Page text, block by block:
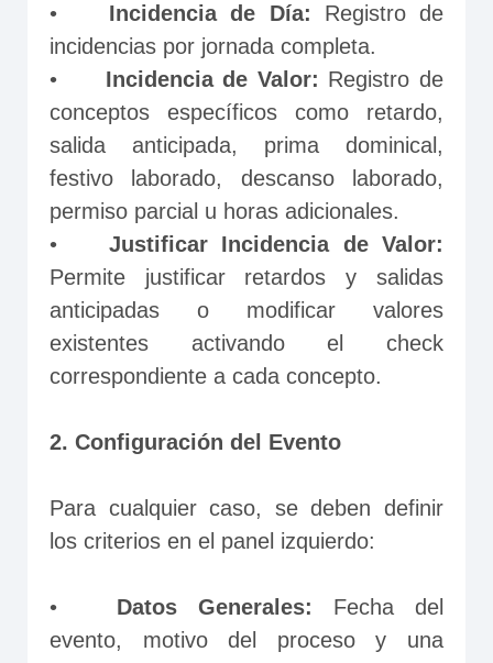
Incidencia de Día: Registro de
incidencias por jornada completa.
Incidencia de Valor: Registro de
conceptos específicos como retardo,
salida anticipada, prima dominical,
festivo laborado, descanso laborado,
permiso parcial u horas adicionales.
• Justificar Incidencia de Valor:
Permite justificar retardos y salidas
anticipadas o modificar valores
existentes activando el check
correspondiente a cada concepto.
2. Configuración del Evento
Para cualquier caso, se deben definir
los criterios en el panel izquierdo:
Datos Generales: Fecha del
evento, motivo del proceso y una